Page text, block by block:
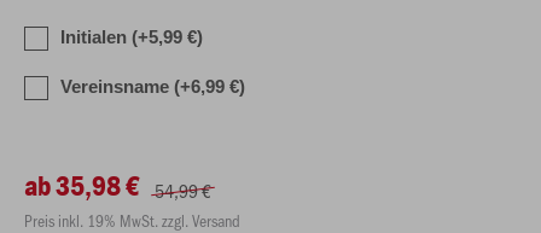
Initialen (+5,99 €)
Vereinsname (+6,99 €)
ab 35,98 € 54,99 €
Preis inkl. 19% MwSt. zzgl. Versand